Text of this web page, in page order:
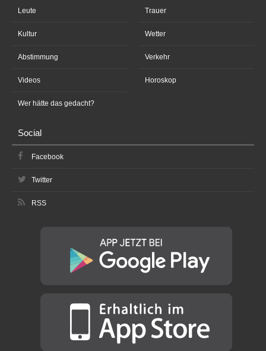
Leute
Kultur
Abstimmung
Videos
Wer hätte das gedacht?
Trauer
Wetter
Verkehr
Horoskop
Social
Facebook
Twitter
RSS